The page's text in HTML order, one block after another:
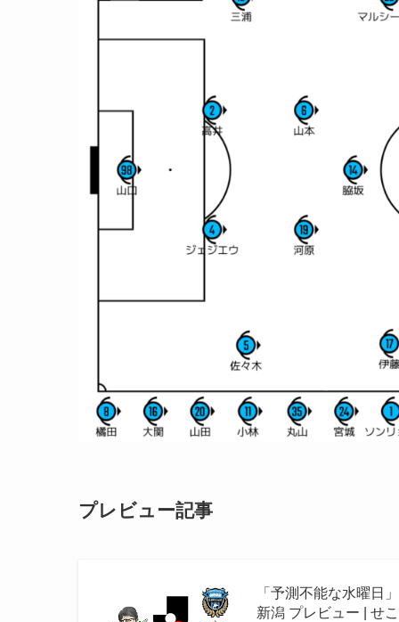
プレビュー記事
「予測不能な水曜日
新潟 プレビュー | せ